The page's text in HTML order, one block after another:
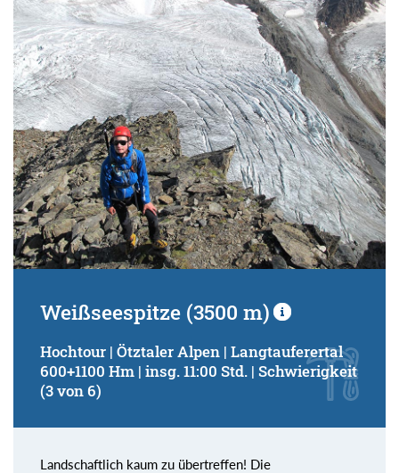
Schwierigkeitsgrad:
von
bis
Kondition (Tourdauer):
von
bis
Suchbegriff:
Weißseespitze (3500 m)
Hochtour | Ötztaler Alpen | Langtauferertal
600+1100 Hm | insg. 11:00 Std. | Schwierigkeit
(3 von 6)
Landschaftlich kaum zu übertreffen! Die